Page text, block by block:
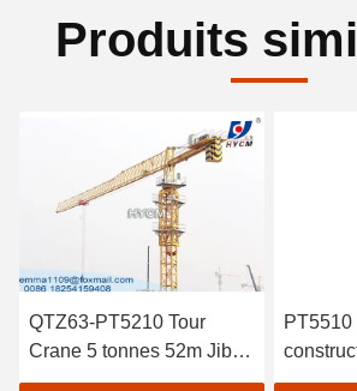
Produits
QTZ63-PT5210 Tour
Crane 5 tonnes 52m Jib
Long Construction
PT5510
Tour